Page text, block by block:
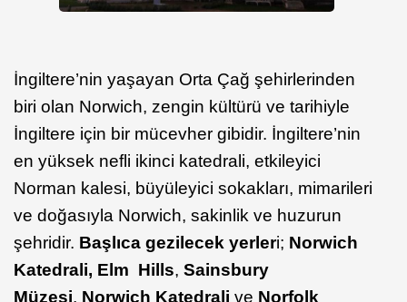
İngiltere’nin yaşayan Orta Çağ şehirlerinden
biri olan Norwich, zengin kültürü ve tarihiyle
İngiltere için bir mücevher gibidir. İngiltere’nin
en yüksek nefli ikinci katedrali, etkileyici
Norman kalesi, büyüleyici sokakları, mimarileri
ve doğasıyla Norwich, sakinlik ve huzurun
şehridir. Başlıca gezilecek yerleri; Norwich
Katedrali, Elm Hills, Sainsbury
Müzesi, Norwich Katedrali ve Norfolk